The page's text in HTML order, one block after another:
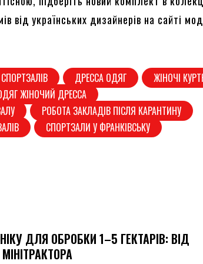
від українських дизайнерів на сайті
ДРЕССА ОДЯГ
ЖІНОЧІ
ЖІНОЧИЙ ДРЕССА
РОБОТА ЗАКЛАДІВ ПІСЛЯ КАРАНТИНУ
СПОРТЗАЛИ У ФРАНКІВСЬКУ
ДЛЯ ОБРОБКИ 1–5 ГЕКТАРІВ: ВІД